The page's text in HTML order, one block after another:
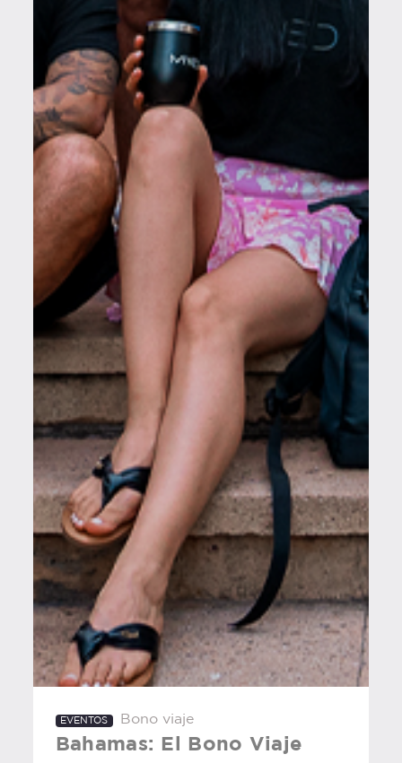
EVENTOS Bono viaje
Bahamas: El Bono Viaje